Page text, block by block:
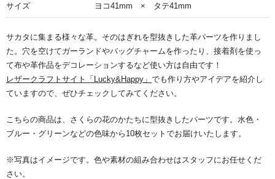
サイズ ヨコ41mm × タテ41mm
サカタに集まる様々な革。そのはぎれを型抜きした革パーツを作りまし
た。穴を空けてガーランドやバッグチャームを作ったり、接着剤を使っ
て布や革作品をデコレーションするなど使い方は自由です！
レザークラフトサイト「Lucky&Happy」 でも作り方やアイデアを紹介し
ていますので、ぜひチェックしてみてください。
こちらの商品は、さくらの花のかたちに型抜きしたパーツです。水色・
ブルー・グリーンなどの色味から10枚セットでお届けいたします。
※写真はイメージです。色や素材の組み合わせはスタッフにお任せくだ
さい。